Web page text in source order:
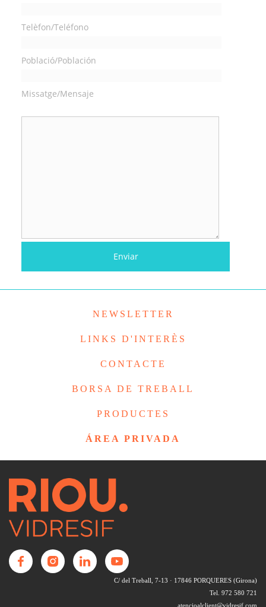
Telèfon/Teléfono
Població/Población
Missatge/Mensaje
NEWSLETTER
LINKS D'INTERÈS
CONTACTE
BORSA DE TREBALL
PRODUCTES
ÁREA PRIVADA
C/ del Treball, 7-13 · 17846 PORQUERES (Girona)
Tel. 972 580 721
atencioalclient@vidresif.com